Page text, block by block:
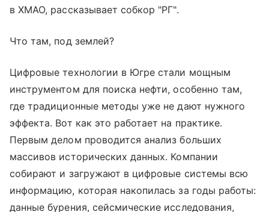
в ХМАО, рассказывает собкор "РГ".
Что там, под землей?
Цифровые технологии в Югре стали мощным
инструментом для поиска нефти, особенно там,
где традиционные методы уже не дают нужного
эффекта. Вот как это работает на практике.
Первым делом проводится анализ больших
массивов исторических данных. Компании
собирают и загружают в цифровые системы всю
информацию, которая накопилась за годы работы:
данные бурения, сейсмические исследования,